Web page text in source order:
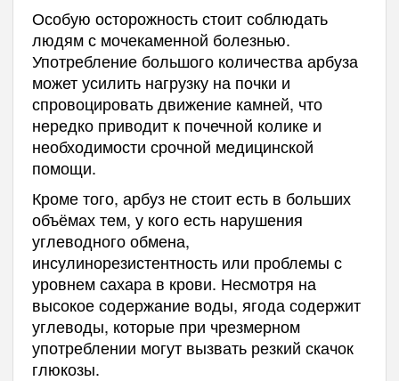
Особую осторожность стоит соблюдать
людям с мочекаменной болезнью.
Употребление большого количества арбуза
может усилить нагрузку на почки и
спровоцировать движение камней, что
нередко приводит к почечной колике и
необходимости срочной медицинской
помощи.
Кроме того, арбуз не стоит есть в больших
объёмах тем, у кого есть нарушения
углеводного обмена,
инсулинорезистентность или проблемы с
уровнем сахара в крови. Несмотря на
высокое содержание воды, ягода содержит
углеводы, которые при чрезмерном
употреблении могут вызвать резкий скачок
глюкозы.